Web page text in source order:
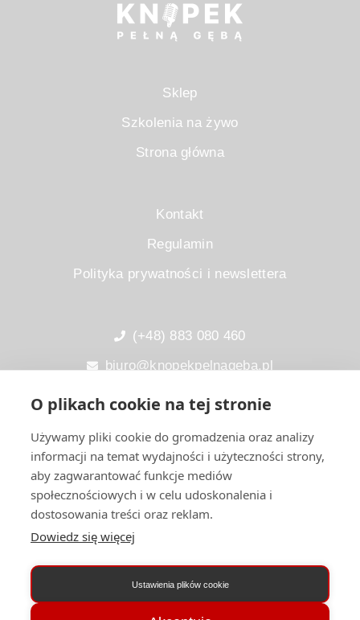
O plikach cookie na tej stronie
Używamy pliki cookie do gromadzenia oraz analizy
informacji na temat wydajności i użyteczności strony,
aby zagwarantować funkcje mediów
społecznościowych i w celu udoskonalenia i
dostosowania treści oraz reklam.
Dowiedz się więcej
Ustawienia plików cookie
Sklep
Szkolenia na żywo
Strona główna
Kontakt
Regulamin
Polityka prywatności i newslettera
(+48) 883 080 460
biuro@knopekpelnageba.pl
NIP:
5322102306
I
n
s
t
a
a
m
F
a
c
e
b
k
E
n
v
e
Copyright © 2022 Knopek Pełną Gębą